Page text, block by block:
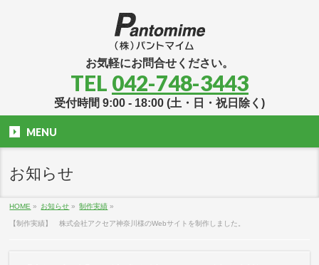
お気軽にお問合せください。
TEL 042-748-3443
受付時間 9:00 - 18:00 (土・日・祝日除く)
MENU
お知らせ
HOME » お知らせ » 制作実績 »
【制作実績】 株式会社アクセア神奈川様のWebサイトを制作しました。